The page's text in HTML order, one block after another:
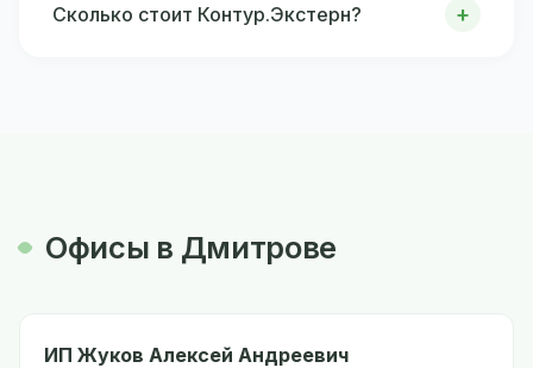
Сколько стоит Контур.Экстерн?
Офисы в Дмитрове
ИП Жуков Алексей Андреевич